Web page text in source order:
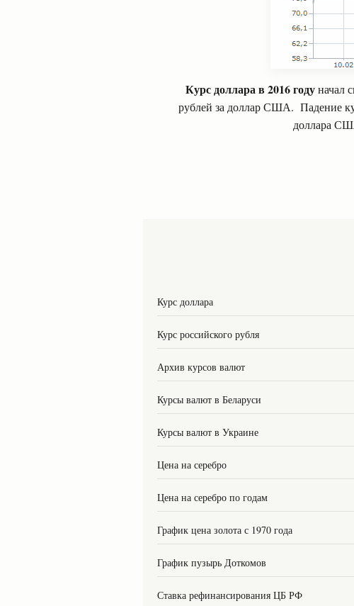
Курс доллара в 2016 годуначал
рублей за доллар США. Падение
доллара
Курс доллара
Курс российского рубля
Архив курсов валют
Курсы валют в Беларуси
Курсы валют в Украине
Цена на серебро
Цена на серебро по годам
График цена золота с 1970 года
График пузырь Доткомов
Ставка рефинансирования ЦБ РФ